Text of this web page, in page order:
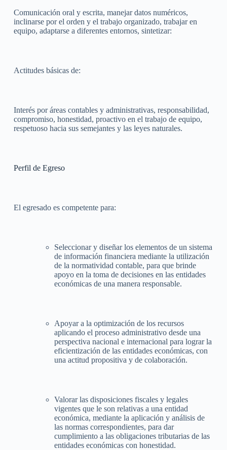
Comunicación oral y escrita, manejar datos numéricos,
inclinarse por el orden y el trabajo organizado, trabajar en
equipo, adaptarse a diferentes entornos, sintetizar:
Actitudes básicas de:
Interés por áreas contables y administrativas, responsabilidad,
compromiso, honestidad, proactivo en el trabajo de equipo,
respetuoso hacia sus semejantes y las leyes naturales.
Perfil de Egreso
El egresado es competente para:
Seleccionar y diseñar los elementos de un sistema
de información financiera mediante la utilización
de la normatividad contable, para que brinde
apoyo en la toma de decisiones en las entidades
económicas de una manera responsable.
Apoyar a la optimización de los recursos
aplicando el proceso administrativo desde una
perspectiva nacional e internacional para lograr la
eficientización de las entidades económicas, con
una actitud propositiva y de colaboración.
Valorar las disposiciones fiscales y legales
vigentes que le son relativas a una entidad
económica, mediante la aplicación y análisis de
las normas correspondientes, para dar
cumplimiento a las obligaciones tributarias de las
entidades económicas con honestidad.